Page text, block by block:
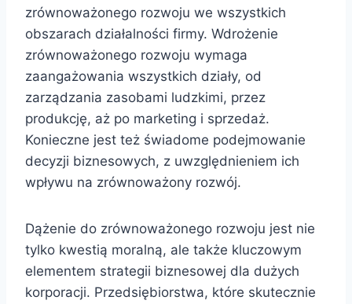
zrównoważonego rozwoju we wszystkich
obszarach działalności firmy. Wdrożenie
zrównoważonego rozwoju wymaga
zaangażowania wszystkich działy, od
zarządzania zasobami ludzkimi, przez
produkcję, aż po marketing i sprzedaż.
Konieczne jest też świadome podejmowanie
decyzji biznesowych, z uwzględnieniem ich
wpływu na zrównoważony rozwój.
Dążenie do zrównoważonego rozwoju jest nie
tylko kwestią moralną, ale także kluczowym
elementem strategii biznesowej dla dużych
korporacji. Przedsiębiorstwa, które skutecznie